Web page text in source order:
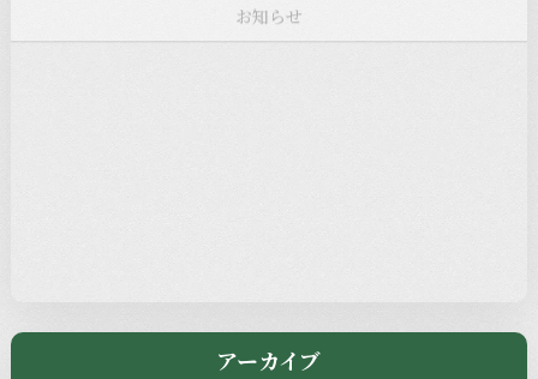
注目の記事
アーカイブ